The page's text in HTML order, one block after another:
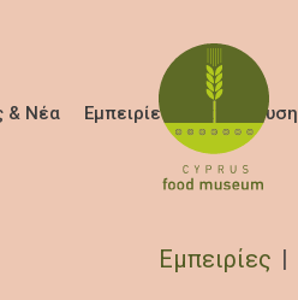
& Νέα Εμπειρίες Εκπαίδευση
Breadcrumb
Εμπειρίες